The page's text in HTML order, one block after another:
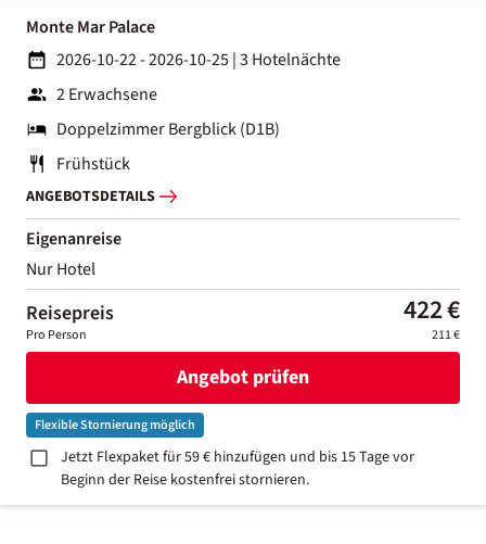
Monte Mar Palace
2026-10-22 - 2026-10-25|3 Hotelnächte
2 Erwachsene
Doppelzimmer Bergblick (D1B)
Frühstück
ANGEBOTSDETAILS
Eigenanreise
Nur Hotel
Reisepreis 422 €
Pro Person 211 €
Angebot prüfen
Flexible Stornierung möglich
Jetzt Flexpaket für 59 € hinzufügen und bis 15 Tage vor
Beginn der Reise kostenfrei stornieren.